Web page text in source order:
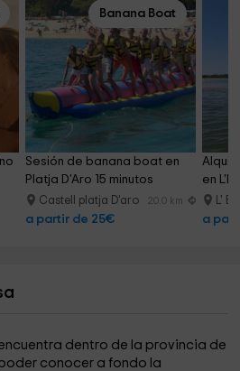
Banana Boat
Sesión de banana boat en
Platja D'Aro 15 minutos
Castell platja D'aro 20.0 km
a partir de 25€
en
L'
a
dentro de la provincia de
conocer a fondo la